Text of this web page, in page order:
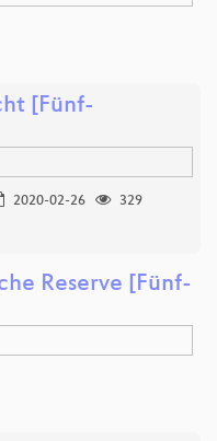
[Fünf-
2020-02-26
329
Reserve [Fünf-